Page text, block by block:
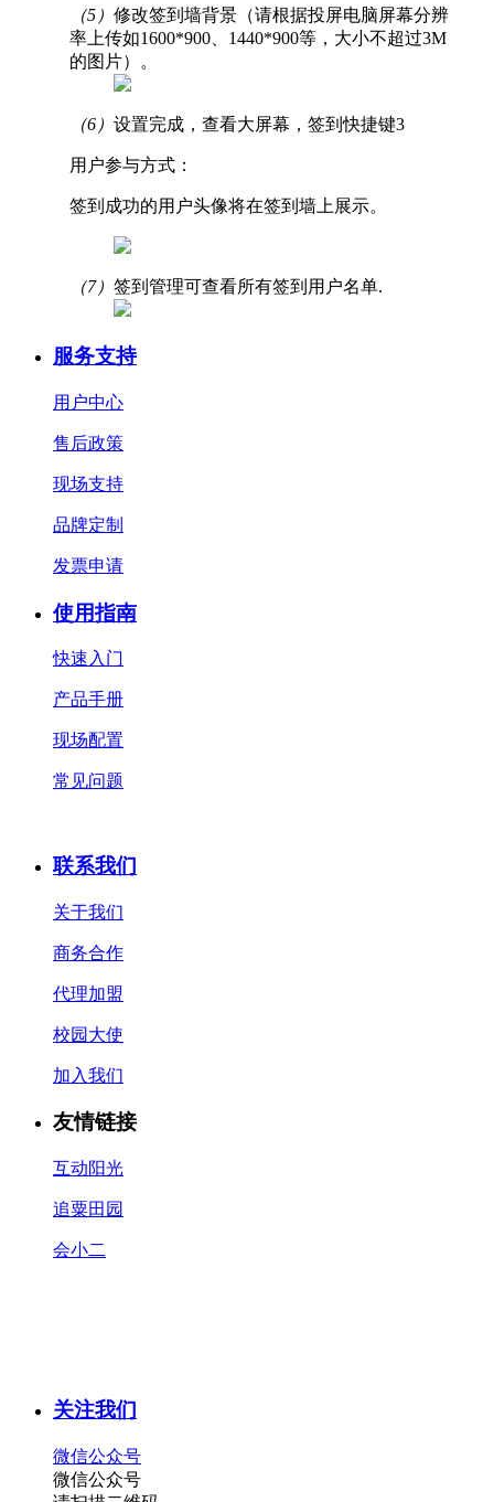
（5） 修改签到墙背景（请根据投屏电脑屏幕分辨
率上传如1600*900、1440*900等，大小不超过3M
的图片）。
（6） 设置完成，查看大屏幕，签到快捷键3
用户参与方式：
签到成功的用户头像将在签到墙上展示。
（7） 签到管理可查看所有签到用户名单.
服务支持
用户中心
售后政策
现场支持
品牌定制
发票申请
使用指南
快速入门
产品手册
现场配置
常见问题
联系我们
关于我们
商务合作
代理加盟
校园大使
加入我们
友情链接
互动阳光
追粟田园
会小二
关注我们
微信公众号
微信公众号